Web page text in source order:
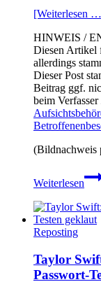
[Weiterlesen
HINWEIS /
Diesen Artikel
allerdings
Dieser Post
Beitrag ggf.
beim
(Bildnachweis
Weiterlesenim
Reposting
Taylor
Passwort-